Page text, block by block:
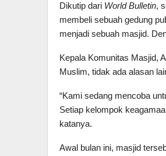
Dikutip dari World Bulletin,
membeli sebuah gedung
menjadi sebuah masjid.
Kepala Komunitas Masjid,
Muslim, tidak ada alasan
“Kami sedang mencoba
Setiap kelompok
katanya.
Awal bulan ini, masjid